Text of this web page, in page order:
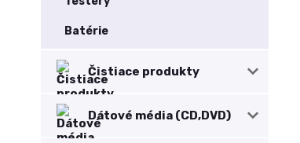
Batérie
Čistiace produkty
Dátové média (CD,DVD)